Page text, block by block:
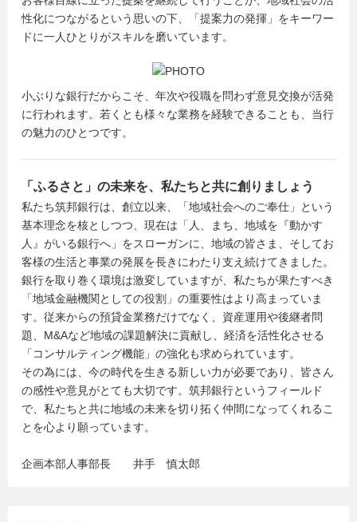
性化につながるという思いの下、「提案力の発揮」をキーワー
ドに一人ひとりがスキルを磨いています。
小ぶりな銀行だからこそ、年次や役職を問わず意見交換が活発
に行われます。若くとも様々な業務を経験できることも、当行
の魅力のひとつです。
「ふるさと」の未来を、私たちと共に創りましょう
私たち筑邦銀行は、創立以来、「地域社会へのご奉仕」という
基本理念を核としつつ、現在は「人、まち、地域を『動かす
人』がいる銀行へ」をスローガンに、地域の皆さま、そしてお
客様の生活と事業の発展を長きにわたり支え続けてきました。
銀行を取り巻く環境は激変していますが、私たちが果たすべき
「地域金融機関としての役割」の重要性はより高まっていま
す。従来からの預貸金業務だけでなく、資産運用や後継者問
題、M&Aなど地域の課題解決に貢献し、経済を活性化させる
「コンサルティング機能」の強化も求められています。
その為には、今の時代を生きる新しい力が必要であり、皆さん
の感性や意見がとても大切です。筑邦銀行というフィールド
で、私たちと共に地域の未来を切り拓く仲間になってくれるこ
とを心より願っています。
企画本部人事部長 井手 慎太郎